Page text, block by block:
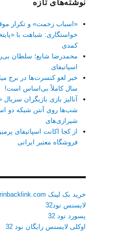
نوشته‌های تازه
«اسباب زحمت» و تکرار
کمدی
محمدرضا شایع؛ سلطان
اسپاتیفای
خبر لغو کنسرت‌ها در برج
سال کاملاً بی‌اساس است!
آنالیز بازی بازیگران
شب‌ها روی آنتن شبکه دو
شیرازی‌های
فروشگاه معتبر ایرانی
خرید بک لینک behtarinbacklink.com
لایسنس نود32
پسورد نود 32
اوکلی لایسنس رایگان نود 32